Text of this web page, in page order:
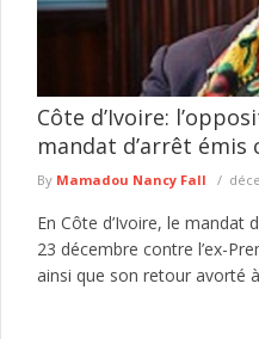
Côte d’Ivoire:
mandat d’arrêt
By Mamadou Nancy Fall
En Côte d’Ivoire, le mandat
23 décembre contre l’ex-
ainsi que son retour avorté